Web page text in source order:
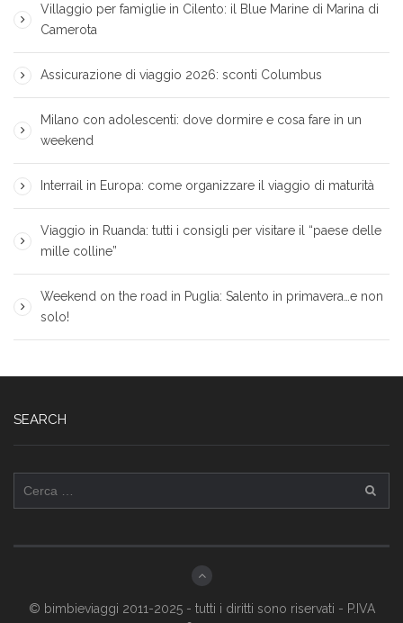
Villaggio per famiglie in Cilento: il Blue Marine di Marina di
Camerota
Assicurazione di viaggio 2026: sconti Columbus
Milano con adolescenti: dove dormire e cosa fare in un
weekend
Interrail in Europa: come organizzare il viaggio di maturità
Viaggio in Ruanda: tutti i consigli per visitare il “paese delle
mille colline”
Weekend on the road in Puglia: Salento in primavera…e non
solo!
SEARCH
per:
© bimbieviaggi 2011-2025 - tutti i diritti sono riservati - P.IVA